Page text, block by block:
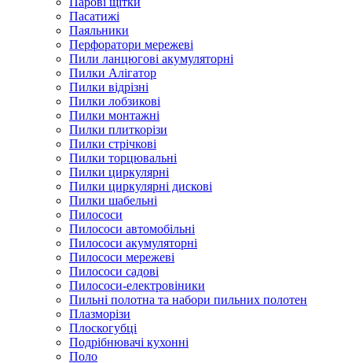
Пасатижі
Паяльники
Перфоратори мережеві
Пили ланцюгові акумуляторні
Пилки Алігатор
Пилки відрізні
Пилки лобзикові
Пилки монтажні
Пилки плиткорізи
Пилки стрічкові
Пилки торцювальні
Пилки циркулярні
Пилки циркулярні дискові
Пилки шабельні
Пилососи
Пилососи автомобільні
Пилососи акумуляторні
Пилососи мережеві
Пилососи садові
Пилососи-електровіники
Пильні полотна та набори пильних полотен
Плазморізи
Плоскогубці
Подрібнювачі кухонні
Поло